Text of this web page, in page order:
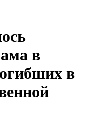
в
в